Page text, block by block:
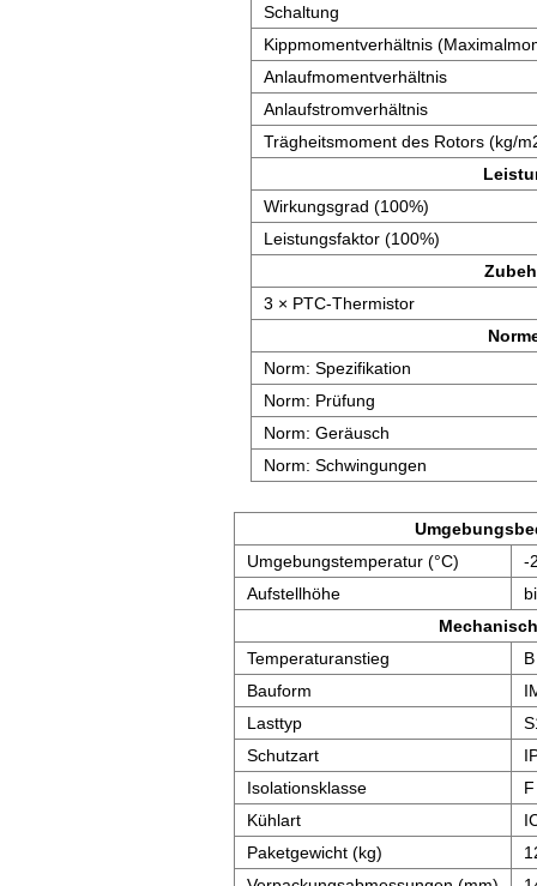
Schaltung
Kippmomentverhältnis
Anlaufmomentverhältnis
Anlaufstromverhältnis
Trägheitsmoment des Rotors (kg/
Wirkungsgrad (100%)
Leistungsfaktor (100%)
3 × PTC-Thermistor
Norm: Spezifikation
Norm: Prüfung
Norm: Geräusch
Norm: Schwingungen
Umgebungstemperatur (°C)
-
Aufstellhöhe
Temperaturanstieg
B
Bauform
Lasttyp
Schutzart
Isolationsklasse
F
Kühlart
Paketgewicht (kg)